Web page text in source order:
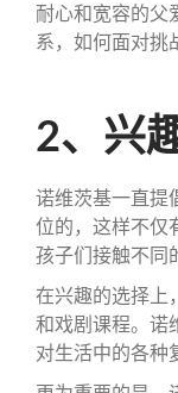
耐心和宽容的父
系，如何面对挑
2、兴
诺维茨基一直提
位的，这样不仅
孩子们接触不同
在兴趣的选择上
和戏剧课程。诺
对生活中的各种